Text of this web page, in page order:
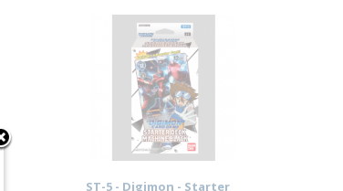
ST-5 - Digimon - Starter